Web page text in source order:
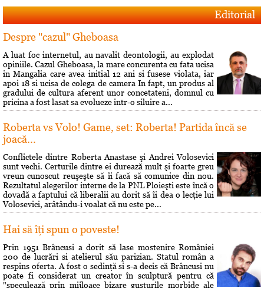
Editorial
Despre "cazul" Gheboasa
A luat foc internetul, au navalit deontologii, au explodat
opiniile. Cazul Gheboasa, la mare concurenta cu fata ucisa
in Mangalia care avea initial 12 ani si fusese violata, iar
apoi 18 si ucisa de colega de camera In fapt, un produs al
gradului de cultura aferent unor concetateni, domnul cu
pricina a fost lasat sa evolueze intr-o siluire a...
Roberta vs Volo! Game, set: Roberta! Partida încă se
joacă...
Conflictele dintre Roberta Anastase şi Andrei Volosevici
sunt vechi. Certurile dintre ei durează mult şi foarte greu
vreun cunoscut reuşeşte să îi facă să comunice din nou.
Rezultatul alegerilor interne de la PNL Ploieşti este încă o
dovadă a faptului că liberalii au dorit să îi dea o lecţie lui
Volosevici, arâtându-i voalat că nu este pe...
Hai să îţi spun o poveste!
Prin 1951 Brâncusi a dorit să lase mostenire României
200 de lucrări si atelierul său parizian. Statul român a
respins oferta. A fost o sedinţă si s-a decis că Brâncusi nu
poate fi considerat un creator în sculptură pentru că
"speculează prin mijloace bizare gusturile morbide ale